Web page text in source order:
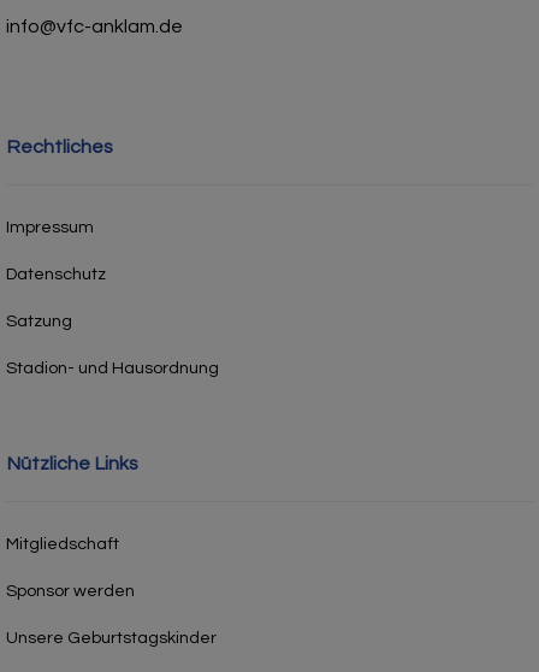
info@vfc-anklam.de
Rechtliches
Impressum
Datenschutz
Satzung
Stadion- und Hausordnung
Nützliche Links
Mitgliedschaft
Sponsor werden
Unsere Geburtstagskinder